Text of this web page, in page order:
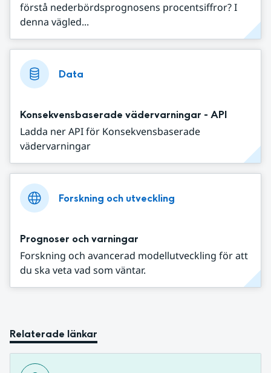
förstå nederbördsprognosens procentsiffror? I
denna vägled...
Data
Konsekvensbaserade vädervarningar - API
Ladda ner API för Konsekvensbaserade
vädervarningar
Forskning och utveckling
Prognoser och varningar
Forskning och avancerad modellutveckling för att
du ska veta vad som väntar.
Relaterade länkar